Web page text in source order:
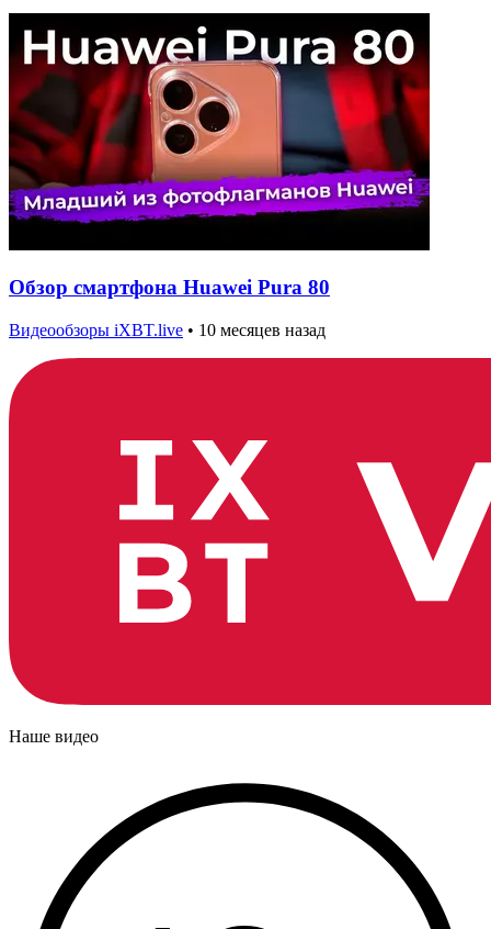
Обзор смартфона Huawei Pura 80
Видеообзоры iXBT.live • 10 месяцев назад
Наше видео